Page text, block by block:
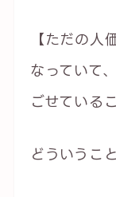
【ただの人
なっていて
ごせている
どういうこ